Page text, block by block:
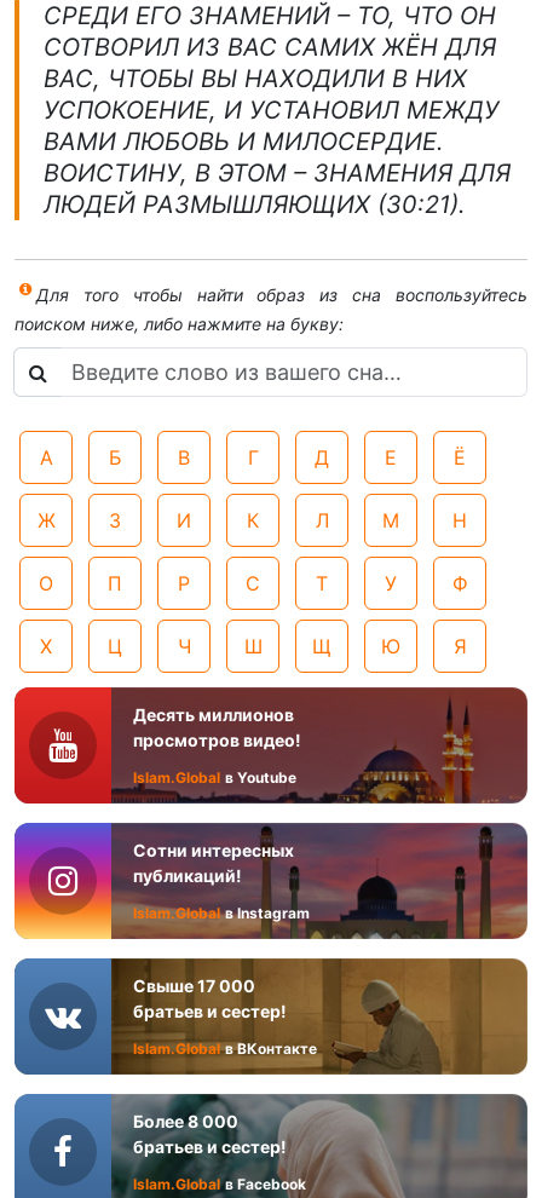
СРЕДИ ЕГО ЗНАМЕНИЙ – ТО, ЧТО ОН
СОТВОРИЛ ИЗ ВАС САМИХ ЖЁН ДЛЯ
ВАС, ЧТОБЫ ВЫ НАХОДИЛИ В НИХ
УСПОКОЕНИЕ, И УСТАНОВИЛ МЕЖДУ
ВАМИ ЛЮБОВЬ И МИЛОСЕРДИЕ.
ВОИСТИНУ, В ЭТОМ – ЗНАМЕНИЯ ДЛЯ
ЛЮДЕЙ РАЗМЫШЛЯЮЩИХ (30:21).
Для того чтобы найти образ из сна воспользуйтесь
поиском ниже, либо нажмите на букву:
А Б В Г Д Е Ё
Ж З И К Л М Н
О П Р С Т У Ф
Х Ц Ч Ш Щ Ю Я
Десять миллионов
просмотров видео!
Islam.Global в Youtube
Сотни интересных
публикаций!
Islam.Global в Instagram
Свыше 17 000
братьев и сестер!
Islam.Global в ВКонтакте
Более 8 000
братьев и сестер!
Islam.Global в Facebook